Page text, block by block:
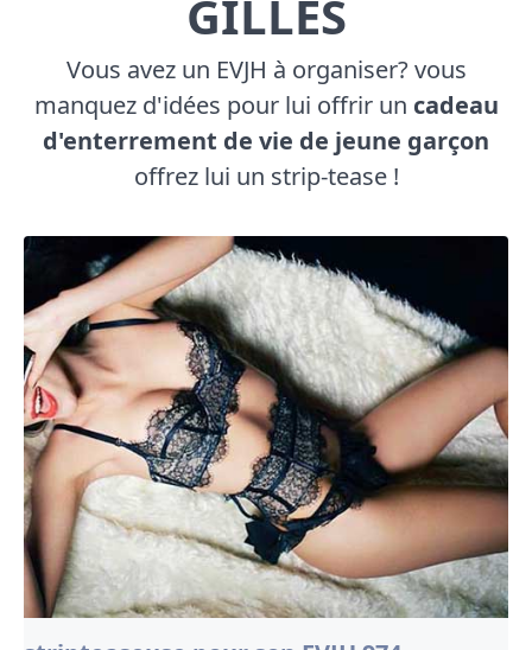
Evjh
Striptease
striptease 97460
striptease 97430
striptease 97410
striptease 97434
spectacle
chippendales 97434
cours
striptease 97434
GILLES
Vous avez un EVJH à organiser? vous
manquez d'idées pour lui offrir un cadeau
d'enterrement de vie de jeune garçon
offrez lui un strip-tease !